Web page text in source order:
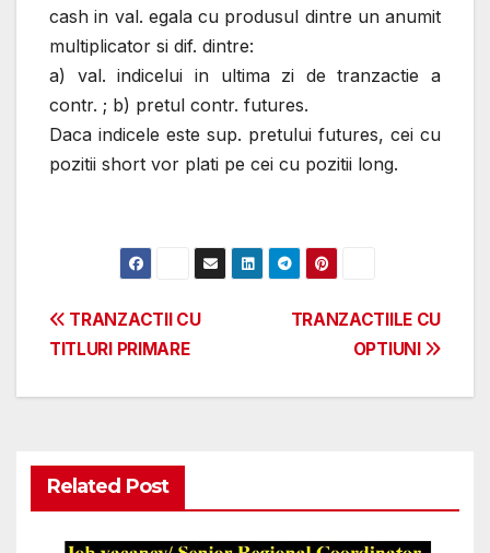
cash in val. egala cu produsul dintre un anumit
multiplicator si dif. dintre:
a) val. indicelui in ultima zi de tranzactie a
contr. ; b) pretul contr. futures.
Daca indicele este sup. pretului futures, cei cu
pozitii short vor plati pe cei cu pozitii long.
Post
TRANZACTIILE CU
OPTIUNI
TRANZACTII CU
TITLURI PRIMARE
Related Post